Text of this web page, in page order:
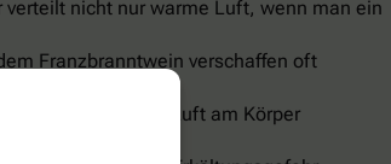
nicht nur warme Luft, wenn man ein
Franzbranntwein verschaffen oft
eine Wohltat.
und lässt die Luft am Körper